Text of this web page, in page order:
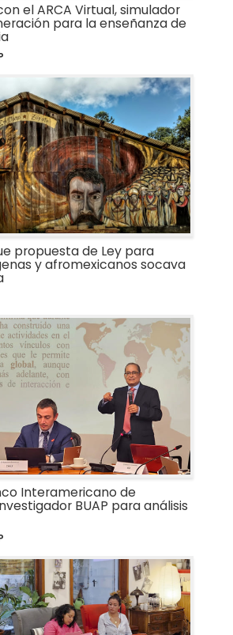
el ARCA Virtual, simulador
para la enseñanza de
propuesta de Ley para
y afromexicanos socava
Interamericano de
BUAP para análisis